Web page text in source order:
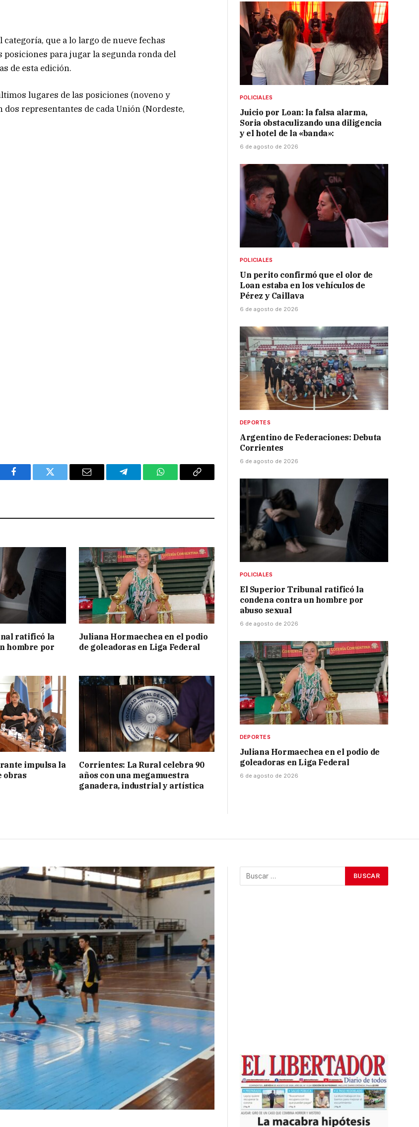
que a lo largo de nueve fechas
para jugar la segunda ronda del
de esta edición.
lugares de las posiciones (noveno y
representantes de cada Unión (Nordeste,
Facebook Twitter Email Telegram WhatsAppCopy
ratificó la
hombre por
Juliana Hormaechea en el podio
de goleadoras en Liga Federal
impulsa la
obras
Corrientes: La Rural celebra 90
años con una megamuestra
ganadera, industrial y artística
POLICIALES
Juicio por Loan: la falsa alarma,
Soria obstaculizando una diligencia
y el hotel de la «banda»:
6 de agosto de 2026
POLICIALES
Un perito confirmó que el olor de
Loan estaba en los vehículos de
Pérez y Caillava
6 de agosto de 2026
DEPORTES
Argentino de Federaciones: Debuta
Corrientes
6 de agosto de 2026
POLICIALES
El Superior Tribunal ratificó la
condena contra un hombre por
abuso sexual
6 de agosto de 2026
DEPORTES
Juliana Hormaechea en el podio de
goleadoras en Liga Federal
6 de agosto de 2026